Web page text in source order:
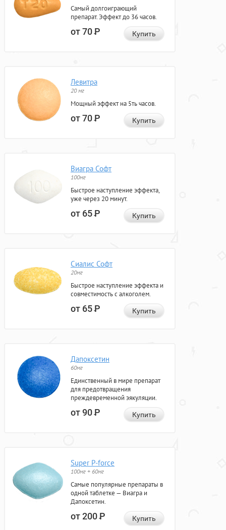
Самый долгоиграющий
препарат. Эффект до 36 часов.
от 70Р Купить
Левитра
20 мг
Мощный эффект на 5ть часов.
от 70Р Купить
Виагра Софт
100мг
Быстрое наступление эффекта,
уже через 20 минут.
от 65Р Купить
Сиалис Софт
20мг
Быстрое наступление эффекта и
совместимость с алкоголем.
от 65Р Купить
Дапоксетин
60мг
Единственный в мире препарат
для предотвращения
преждевременной эякуляции.
от 90Р Купить
Super P-force
100мг + 60мг
Самые популярные препараты в
одной таблетке — Виагра и
Дапоксетин.
от 200Р Купить